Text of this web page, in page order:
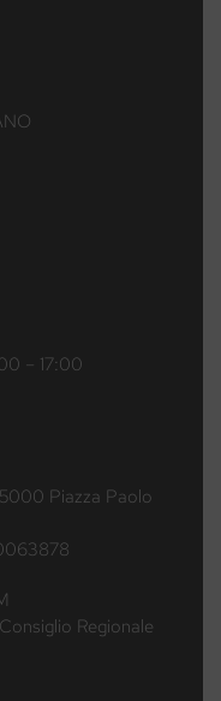
– 17:00
Piazza Paolo
Regionale